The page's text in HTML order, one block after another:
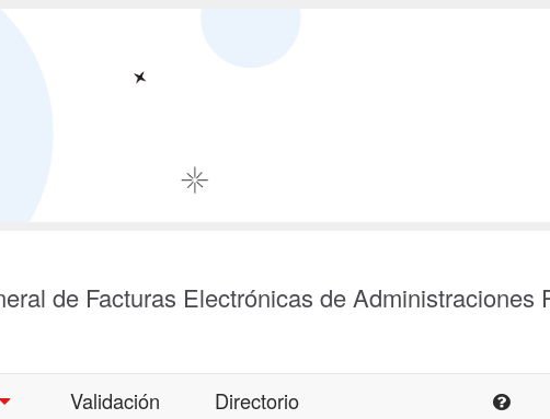
de Facturas Electrónicas de Administraciones
Validación Directorio